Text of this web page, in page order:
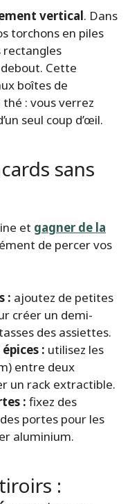
vertical. Dans
torchons en piles
rectangles
Cette
boîtes de
: vous verrez
seul coup d’œil.
sans
et gagner de la
de percer vos
: ajoutez de petites
créer un demi-
des assiettes.
: utilisez les
entre deux
un rack extractible.
: fixez des
portes pour les
aluminium.
: